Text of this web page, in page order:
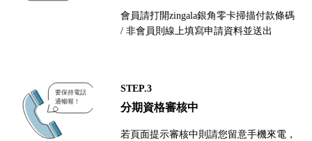
會員請打開zingala銀角零卡掃描付款條碼
/ 非會員則線上填寫申請資料並送出
STEP.3
分期資格審核中
若頁面提示審核中則請您留意手機來電，